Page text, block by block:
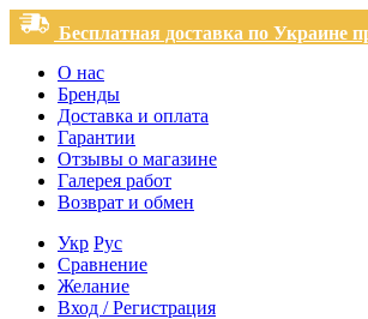
Бесплатная доставка по Украине
О нас
Бренды
Доставка и оплата
Гарантии
Отзывы о магазине
Галерея работ
Возврат и обмен
Укр Рус
Сравнение
Желание
Вход / Регистрация